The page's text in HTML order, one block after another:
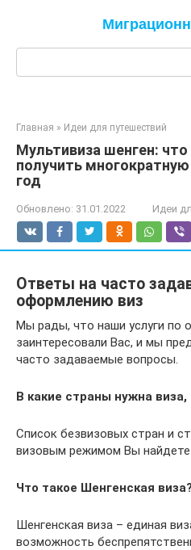
Главная » Идеи для путешествий
Мультивиза шенген: что
получить многократную
год
Обновлено: 31.01.2022 Идеи
Ответы на часто
оформлению виз
Мы рады, что наши услуги по
заинтересовали Вас, и мы
часто задаваемые вопросы.
В какие страны нужна виза,
Список безвизовых стран и
визовым режимом Вы найдете
Что такое Шенгенская виза?
Шенгенская виза – единая
возможность